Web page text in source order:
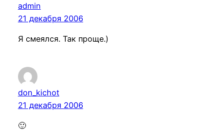
admin
21 декабря 2006
Я смеялся. Так проще.)
don_kichot
21 декабря 2006
🙂